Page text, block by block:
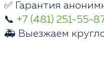
✅ Гарантия
📞 +7 (481) 251-55-
🚑 Выезжаем